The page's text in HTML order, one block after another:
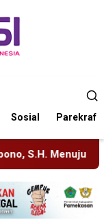
Sosial Parekraf
Pastikan